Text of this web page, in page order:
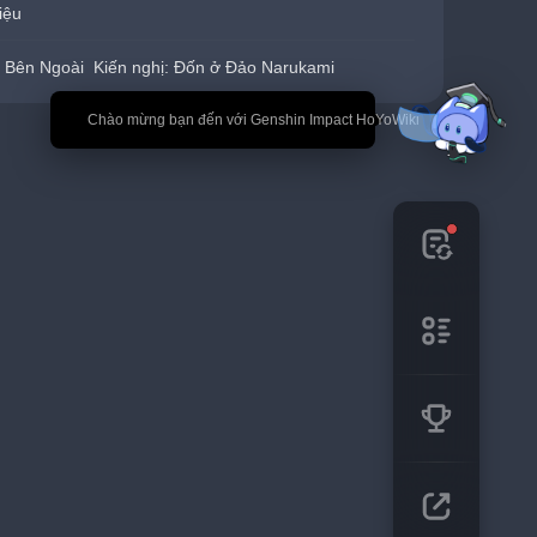
🎉 Chào mừng bạn đến với Genshin Impact HoYoWiki
Ngoài  Kiến nghị: Đốn ở Đảo Narukami